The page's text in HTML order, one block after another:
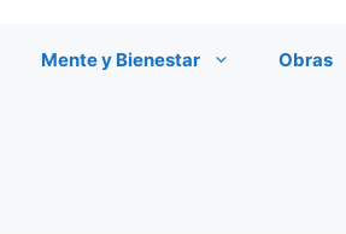
Mente y Bienestar Obras